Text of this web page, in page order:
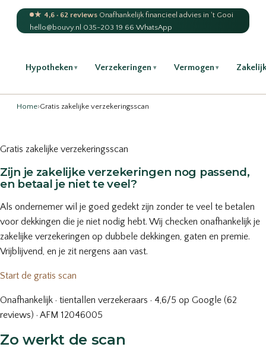
★ 4,6 · 62 reviews·Onafhankelijk financieel advies in 't Gooi
hello@bouvy.nl·035-203 19 66·WhatsApp
Hypotheken ▾ Verzekeringen ▾ Vermogen ▾
Home›Gratis zakelijke verzekeringsscan
Gratis zakelijke verzekeringsscan
Zijn je zakelijke verzekeringen nog passend,
en betaal je niet te veel?
Als ondernemer wil je goed gedekt zijn zonder te veel te betalen
voor dekkingen die je niet nodig hebt. Wij checken onafhankelijk je
zakelijke verzekeringen op dubbele dekkingen, gaten en premie.
Vrijblijvend, en je zit nergens aan vast.
Start de gratis scan
Onafhankelijk · tientallen verzekeraars · 4,6/5 op Google (62
reviews) · AFM 12046005
Zo werkt de scan